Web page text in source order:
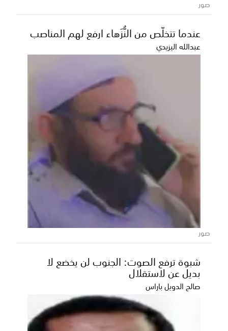
بحضور محافظ أبين ومدير البرنامج السعودي
لتنمية وإعمار اليمن.. مناقشة اعتماد حزمة
مشاريع خدمية وتنموية في ختام ورشة
تطوير البنية التحتية
اختُتمت اليوم بمحافظة أبين أعمال الورشة الفنية الخاصة
صور
عندما تتخلّص من النُّزَهاء ارفع لهم المناصب
عبدالله اليزيدي
صور
شبوة ترفع الصوت: الجنوب لن يخضع لا
بديل عن لاستقلال
صالح الدويل باراس